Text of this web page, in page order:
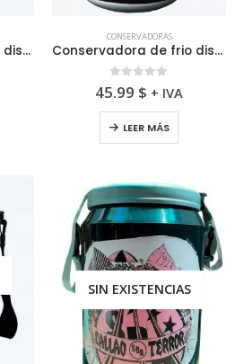
Conservadora de frio diseño de Simpsons
CONSERVADORAS
Conservadora de frio diseño de Speed
0 fuera de 5
45.99 $ + IVA
LEER MÁS
SIN EXISTENCIAS